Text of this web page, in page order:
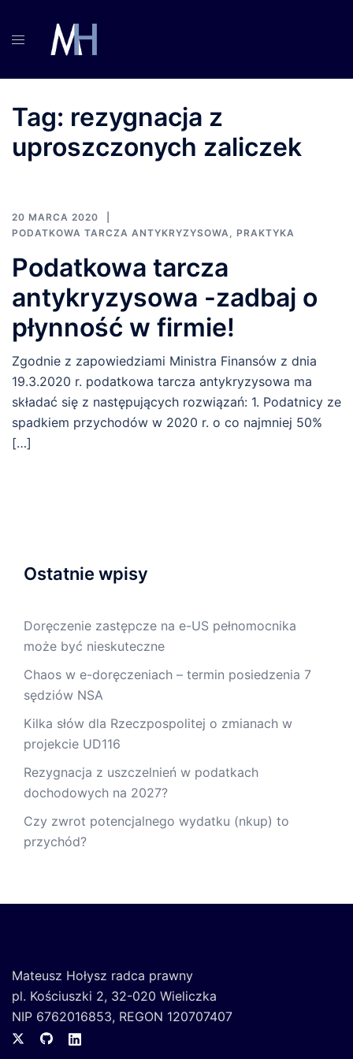
Tag: rezygnacja z
uproszczonych zaliczek
20 MARCA 2020
PODATKOWA TARCZA ANTYKRYZYSOWA, PRAKTYKA
Podatkowa tarcza
antykryzysowa -zadbaj o
płynność w firmie!
Zgodnie z zapowiedziami Ministra Finansów z dnia
19.3.2020 r. podatkowa tarcza antykryzysowa ma
składać się z następujących rozwiązań: 1. Podatnicy ze
spadkiem przychodów w 2020 r. o co najmniej 50%
[…]
Ostatnie wpisy
Doręczenie zastępcze na e-US pełnomocnika
może być nieskuteczne
Chaos w e-doręczeniach – termin posiedzenia 7
sędziów NSA
Kilka słów dla Rzeczpospolitej o zmianach w
projekcie UD116
Rezygnacja z uszczelnień w podatkach
dochodowych na 2027?
Czy zwrot potencjalnego wydatku (nkup) to
przychód?
Mateusz Hołysz radca prawny
pl. Kościuszki 2, 32-020 Wieliczka
NIP 6762016853, REGON 120707407